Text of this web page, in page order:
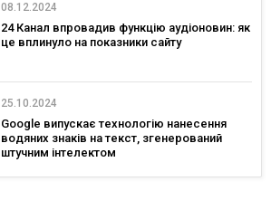
08.12.2024
24 Канал впровадив функцію аудіоновин: як
це вплинуло на показники сайту
25.10.2024
Google випускає технологію нанесення
водяних знаків на текст, згенерований
штучним інтелектом